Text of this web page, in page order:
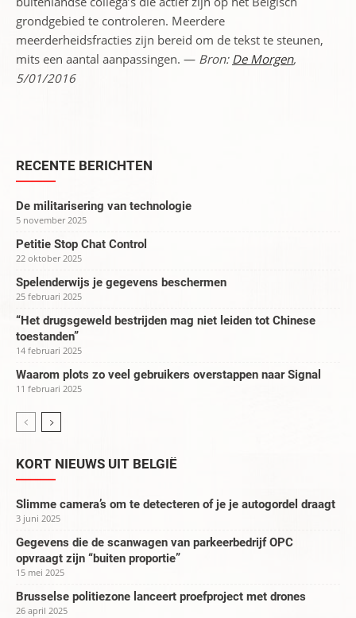
grondgebied te controleren. Meerdere
meerderheidsfracties zijn bereid om de tekst te steunen,
mits een aantal aanpassingen. — Bron: De Morgen,
5/01/2016
RECENTE BERICHTEN
De militarisering van technologie
5 november 2025
Petitie Stop Chat Control
22 oktober 2025
Spelenderwijs je gegevens beschermen
25 februari 2025
“Het drugsgeweld bestrijden mag niet leiden tot Chinese
toestanden”
14 februari 2025
Waarom plots zo veel gebruikers overstappen naar Signal
11 februari 2025
KORT NIEUWS UIT BELGIË
Slimme camera’s om te detecteren of je je autogordel draagt
3 juni 2025
Gegevens die de scanwagen van parkeerbedrijf OPC
opvraagt zijn “buiten proportie”
15 mei 2025
Brusselse politiezone lanceert proefproject met drones
26 april 2025